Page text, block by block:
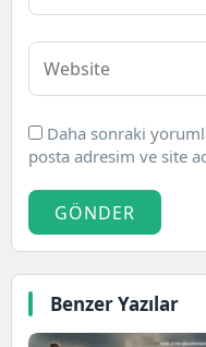
Daha sonraki
posta adresim ve site
GÖNDER
Benzer Yazılar